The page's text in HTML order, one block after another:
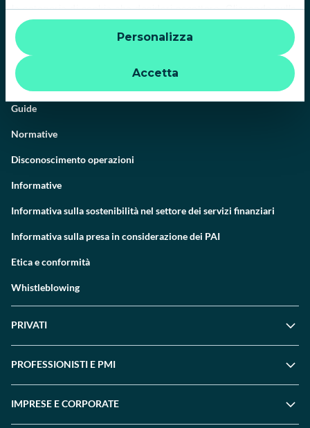
le categorie di cookie che desideri accettare. Cliccando sulla
“X” le impostazioni predefinite vengono lasciate invariate e
quindi la navigazione può continuare senza cookie o altri
strumenti di tracciamento diversi da quelli tecnici. Per
ulteriori informazioni:
informativa privacy
Accetta
Personalizza
Successioni
Servizi e pagamenti digitali
News e Magazine
Guide
Normative
Disconoscimento operazioni
Informative
Informativa sulla sostenibilità nel settore dei servizi finanziari
Informativa sulla presa in considerazione dei PAI
Etica e conformità
Whistleblowing
PRIVATI
PROFESSIONISTI E PMI
IMPRESE E CORPORATE